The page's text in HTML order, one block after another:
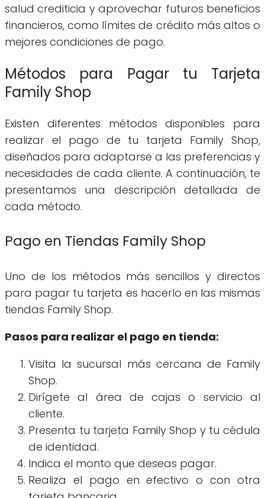
salud crediticia y aprovechar futuros beneficios
financieros, como límites de crédito más altos o
mejores condiciones de pago.
Métodos para Pagar tu Tarjeta
Family Shop
Existen diferentes métodos disponibles para
realizar el pago de tu tarjeta Family Shop,
diseñados para adaptarse a las preferencias y
necesidades de cada cliente. A continuación, te
presentamos una descripción detallada de
cada método.
Pago en Tiendas Family Shop
Uno de los métodos más sencillos y directos
para pagar tu tarjeta es hacerlo en las mismas
tiendas Family Shop.
Pasos para realizar el pago en tienda:
Visita la sucursal más cercana de Family
Shop.
Dirígete al área de cajas o servicio al
cliente.
Presenta tu tarjeta Family Shop y tu cédula
de identidad.
Indica el monto que deseas pagar.
Realiza el pago en efectivo o con otra